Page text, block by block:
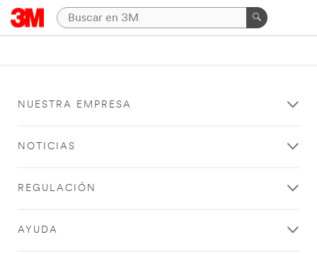
NUESTRA EMPRESA
NOTICIAS
REGULACIÓN
AYUDA